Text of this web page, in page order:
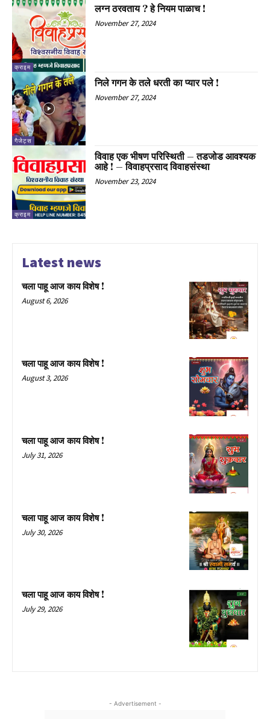
क्राइम
लग्न ठरवताय ? हे नियम पाळाच !
November 27, 2024
गैजेट्स
निले गगन के तले धरती का प्यार पले !
November 27, 2024
क्राइम
विवाह एक भीषण परिस्थिती – तडजोड आवश्यक
आहे ! – विवाहप्रसाद विवाहसंस्था
November 23, 2024
Latest news
चला पाहू आज काय विशेष !
August 6, 2026
चला पाहू आज काय विशेष !
August 3, 2026
चला पाहू आज काय विशेष !
July 31, 2026
चला पाहू आज काय विशेष !
July 30, 2026
चला पाहू आज काय विशेष !
July 29, 2026
- Advertisement -